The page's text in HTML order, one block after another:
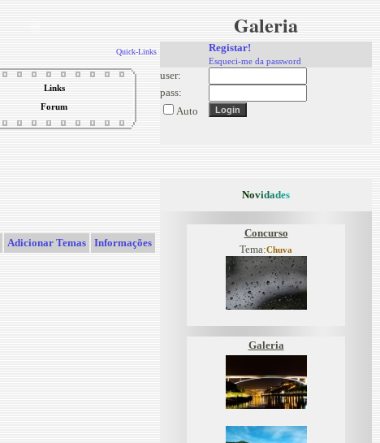
Quick-Links
Links
Forum
Adicionar Temas Informações
Galeria
Registar!
Esqueci-me da password
user:
pass:
Auto
Novidades
Concurso
Tema:Chuva
Galeria